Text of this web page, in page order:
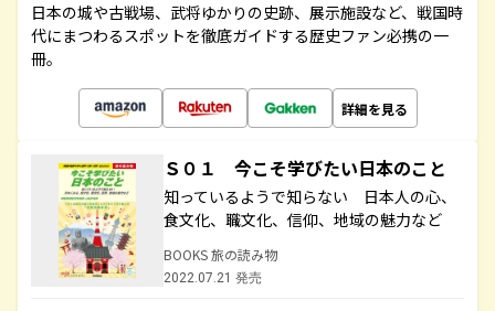
日本の城や古戦場、武将ゆかりの史跡、展示施設など、戦国時
代にまつわるスポットを徹底ガイドする歴史ファン必携の一
冊。
詳細を見る
Ｓ０１ 今こそ学びたい日本のこと
知っているようで知らない 日本人の心、
食文化、職文化、信仰、地域の魅力など
BOOKS 旅の読み物
2022.07.21 発売